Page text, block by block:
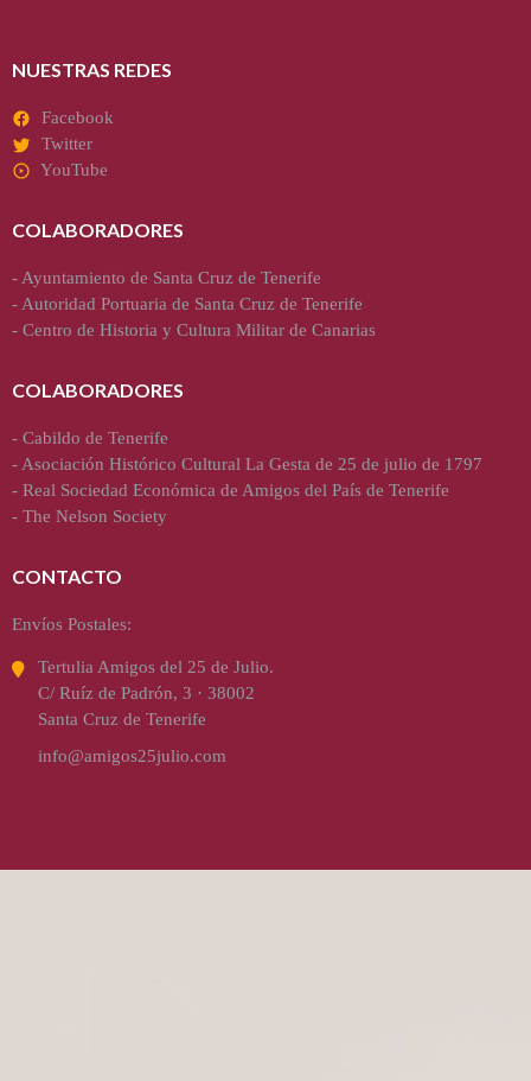
NUESTRAS REDES
Facebook
Twitter
YouTube
COLABORADORES
- Ayuntamiento de Santa Cruz de Tenerife
- Autoridad Portuaria de Santa Cruz de Tenerife
- Centro de Historia y Cultura Militar de Canarias
COLABORADORES
- Cabildo de Tenerife
- Asociación Histórico Cultural La Gesta de 25 de julio de 1797
- Real Sociedad Económica de Amigos del País de Tenerife
- The Nelson Society
CONTACTO
Envíos Postales:
Tertulia Amigos del 25 de Julio.
C/ Ruíz de Padrón, 3 · 38002
Santa Cruz de Tenerife
info@amigos25julio.com